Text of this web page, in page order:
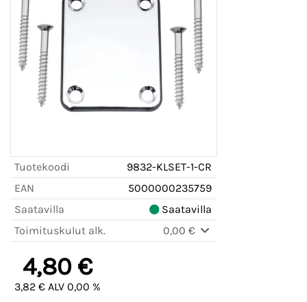
Tuotekoodi
9832-KLSET-1-CR
EAN
5000000235759
Saatavilla
Saatavilla
Toimituskulut alk.
0,00 €
4,80 €
3,82 € ALV 0,00 %